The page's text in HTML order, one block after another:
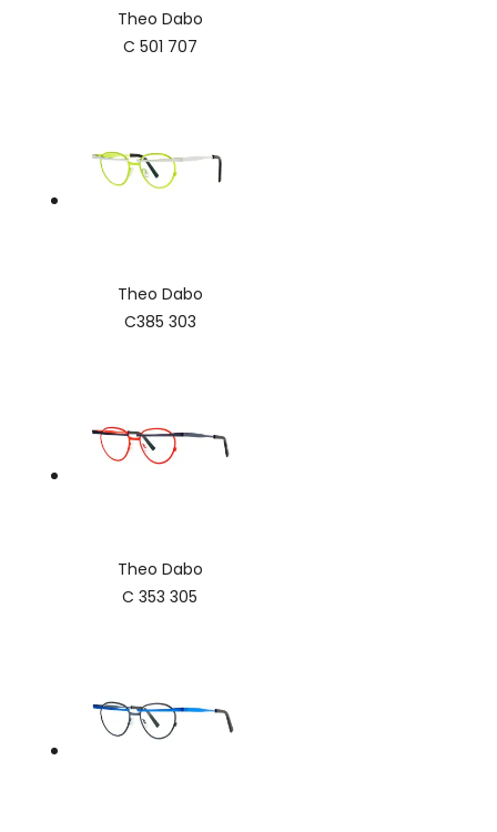
Theo Dabo
C 501 707
Theo Dabo
C385 303
Theo Dabo
C 353 305